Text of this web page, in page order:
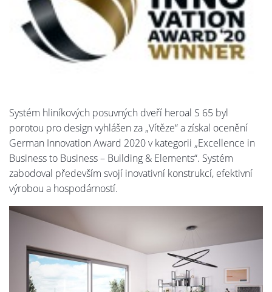
Systém hliníkových posuvných dveří heroal S 65 byl
porotou pro design vyhlášen za „Vítěze“ a získal ocenění
German Innovation Award 2020 v kategorii „Excellence in
Business to Business – Building & Elements“. Systém
zabodoval především svojí inovativní konstrukcí, efektivní
výrobou a hospodárností.